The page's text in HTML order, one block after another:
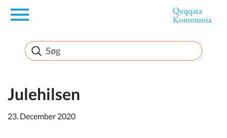
en
Borger
Erhverv
Politik
Julehilsen
23. December 2020